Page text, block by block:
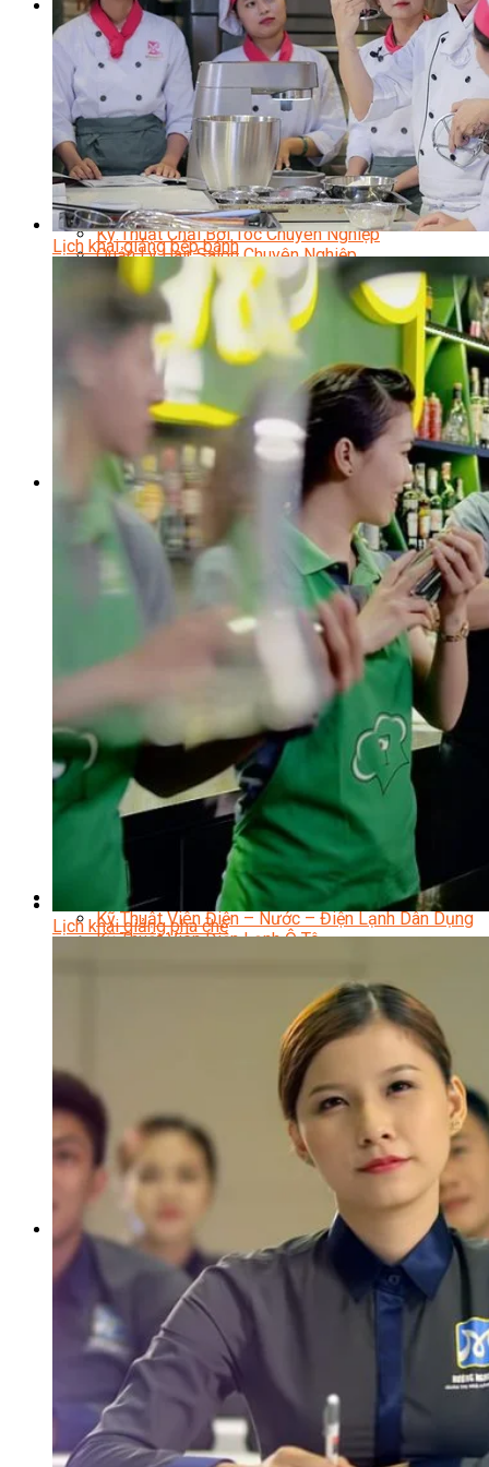
Sắc Đẹp
Kỹ Thuật Viên Spa
Quản Lý Spa
Khởi Sự Kinh Doanh Spa và Salon
Kinh Doanh Chuỗi và Nhượng Quyền Spa, Salon
Chăm Sóc Và Điều Trị Da
Chuyên Viên Trang Điểm
Trang Điểm Cô Dâu
Phun Xăm Thẩm Mỹ
Kỹ Thuật Tạo Sợi Hairstroke
Barber Chuyên Nghiệp
Kỹ Thuật Chải Bới Tóc Chuyên Nghiệp
Quản Lý Hair Salon Chuyên Nghiệp
Nối Mi Chuyên Nghiệp
Quản Lý Nail Salon Chuyên Nghiệp
Kỹ Thuật Nhuộm – Uốn – Duỗi
Nail Salon Định Cư
Kinh Doanh Nail Box
Train The Trainer – Chuyên Ngành Nail
Chăm Sóc Mẹ Và Bé
Gội Đầu Dưỡng Sinh Và Massage Thư Giãn
Marketing Online Ngành Chăm Sóc Sắc Đẹp
Chuyên Đề Chăm Sóc Sắc Đẹp
Âm Nhạc
Nhạc Công Chuyên Nghiệp
Ca Sĩ Chuyên Nghiệp
Học Đàn Violin
Học Violin Cover
Học Đàn Piano
Học Piano Đệm Hát
Học Piano Trẻ Em
Học Đàn Guitar
Học Guitar Đệm Hát
Học Electric Guitar (Guitar Điện)
Học Electric Guitar Cover
Học Keyboard
Học Đánh Trống Jazz
Học Thanh Nhạc
Học Thanh Nhạc Trẻ Em
Học Hát Hay Như Thần Tượng
Học K-POP Dance
Học Nhảy Hiện Đại
Chuyên Đề Tiktok Dance
Kỹ Thuật – Công Nghệ
Kỹ Thuật Viên Điện – Nước – Điện Lạnh Dân Dụng
Kỹ Thuật Viên Điện Lạnh Ô Tô
Kỹ Thuật Viên Điện Lạnh Dân Dụng
Kỹ Thuật Viên Điện Dân Dụng
Kỹ Thuật Viên Điện Công Nghiệp
Nghiệp Vụ Tư Vấn & Giám Sát MEP
Sửa Chữa Điện Lạnh Dân Dụng
Chuyên Viên Chẩn Đoán ECU
Kỹ Thuật Viên Đại Tu Hộp Số Tự Động Chuyên Sâu
Kỹ Thuật Quấn Dây Và Sửa Chữa Máy Điện
Thiết Kế Lắp Đặt Hệ Thống Điện Năng Lượng Mặt
Trời
Kỹ Thuật Viên Điện Tử Chuyên Ngành Điện – Điện
Lạnh Dân Dụng
Ngành Khác
Quản Trị & Phát Triển Doanh Nghiệp
Giám Đốc Nhân Sự Chuyên Nghiệp
Quản Lý Cấp Trung Chuyên Nghiệp
Công Nghệ Thông Tin
Chuyên Viên Quản Trị Vận Hành Hệ Thống
An Ninh Mạng (Network Security)
Chuyên Viên Quản Trị Hệ Thống Và An Ninh
Mạng
Quản Trị Hệ Thống Linux
Quản Trị Vận Hành Microsoft Azure
Data Analyst (Phân Tích Dữ Liệu)
Lịch khai giảng bếp bánh
Lịch khai giảng pha chế